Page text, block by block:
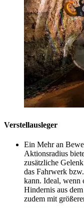
Verstellausleger
Ein Mehr an
Aktionsradius
zusätzliche
das Fahrwerk
kann. Ideal, wenn
Hindernis aus
zudem mit